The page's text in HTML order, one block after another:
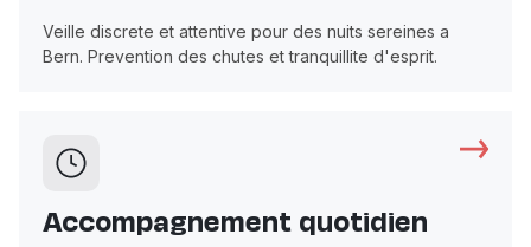
Veille discrete et attentive pour des nuits sereines a
Bern. Prevention des chutes et tranquillite d'esprit.
Accompagnement quotidien